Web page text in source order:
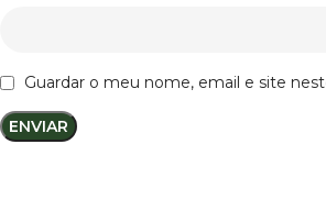
Guardar o meu nome, email e site